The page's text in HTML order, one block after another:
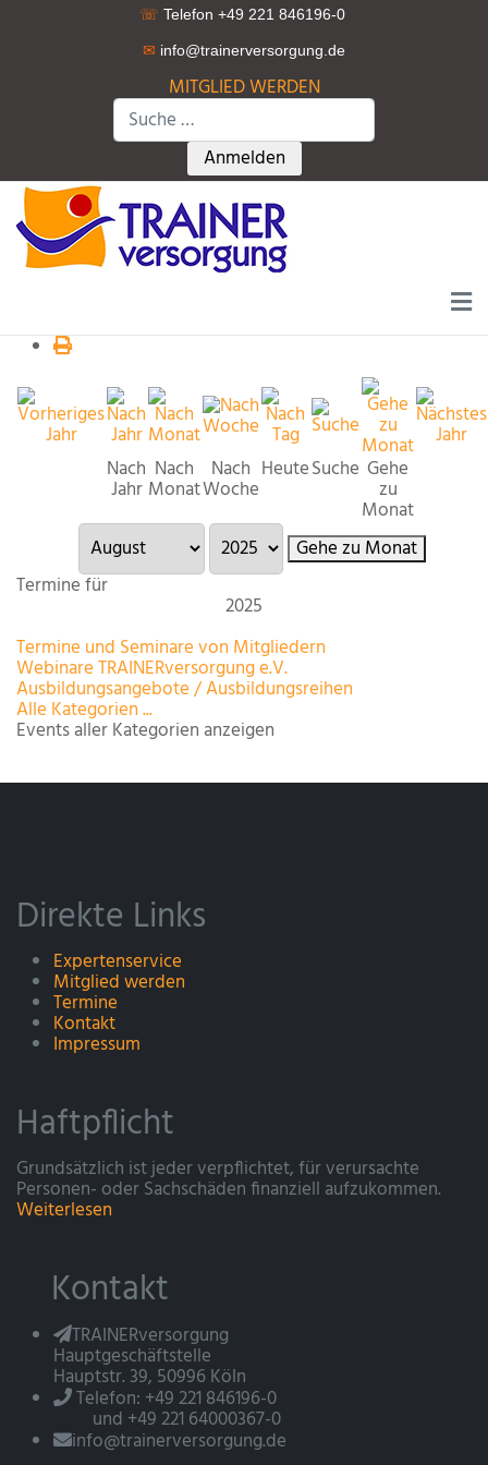
☏ Telefon +49 221 846196-0
✉ info@trainerversorgung.de
MITGLIED WERDEN
Suchen
Type 2 or more characters for
Anmelden
Nach
Jahr
Nach
Monat
Nach
Woche
HeuteSuche Gehe
zu
Monat
Gehe zu Monat
Termine für
2025
Limite der Paginierungsliste
Termine und Seminare von Mitgliedern
Webinare TRAINERversorgung e.V.
Ausbildungsangebote / Ausbildungsreihen
Alle Kategorien ...
Events aller Kategorien anzeigen
Direkte Links
Expertenservice
Mitglied werden
Termine
Kontakt
Impressum
Haftpflicht
Grundsätzlich ist jeder verpflichtet, für verursachte
Personen- oder Sachschäden finanziell aufzukommen.
Weiterlesen
Kontakt
TRAINERversorgung
Hauptgeschäftstelle
Hauptstr. 39, 50996 Köln
Telefon: +49 221 846196-0
und +49 221 64000367-0
info@trainerversorgung.de